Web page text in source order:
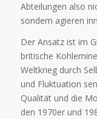
Abteilungen also
sondern agieren
Der Ansatz ist im
britische
Weltkrieg durch
und Fluktuation
Qualität und die
den 1970er und